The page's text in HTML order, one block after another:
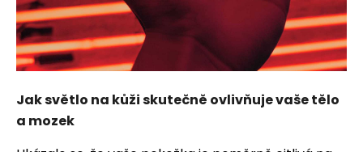
Jak světlo na kůži skutečně ovlivňuje vaše tělo
a mozek